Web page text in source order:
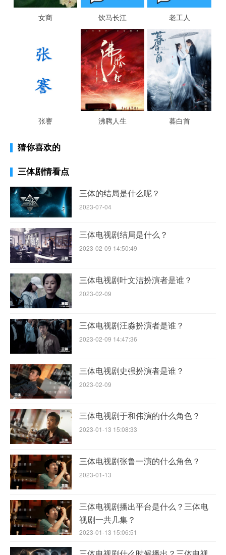
女商 饮马长江 老工人
张謇 沸腾人生 暮白首
猜你喜欢的
三体剧情看点
三体的结局是什么呢？
2023-07-04
三体电视剧结局是什么？
2023-02-09 14:50:49
三体电视剧叶文洁扮演者是谁？
2023-02-09
三体电视剧汪淼扮演者是谁？
2023-02-09 14:47:36
三体电视剧史强扮演者是谁？
2023-02-09
三体电视剧于和伟演的什么角色？
2023-01-13 15:08:33
三体电视剧张鲁一演的什么角色？
2023-01-13
三体电视剧播出平台是什么？三体电
视剧一共几集？
2023-01-13 15:06:51